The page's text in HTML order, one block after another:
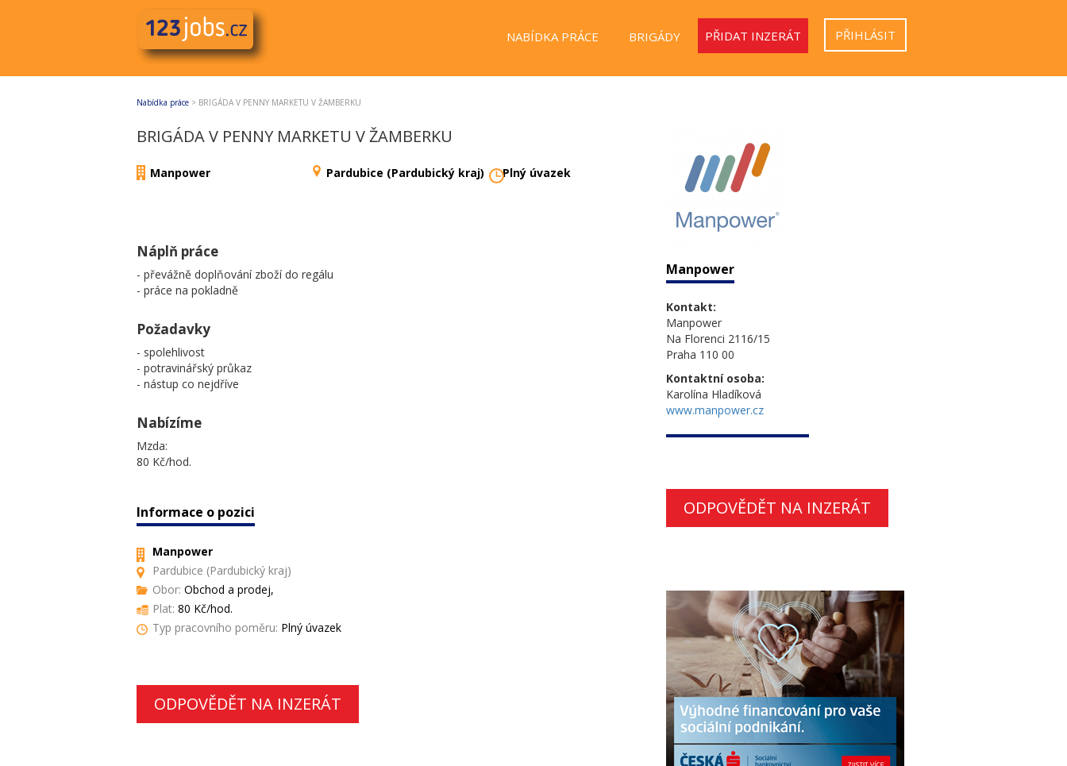
NABÍDKA PRÁCE BRIGÁDY PŘIDAT INZERÁT PŘIHLÁSIT
Nabídka práce > BRIGÁDA V PENNY MARKETU V ŽAMBERKU
BRIGÁDA V PENNY MARKETU V ŽAMBERKU
Manpower Pardubice (Pardubický kraj) Plný úvazek
Náplň práce
- převážně doplňování zboží do regálu
- práce na pokladně
Požadavky
- spolehlivost
- potravinářský průkaz
- nástup co nejdříve
Nabízíme
Mzda:
80 Kč/hod.
Informace o pozici
Manpower
Pardubice (Pardubický kraj)
Obor: Obchod a prodej,
Plat: 80 Kč/hod.
Typ pracovního poměru: Plný úvazek
ODPOVĚDĚT NA INZERÁT
Manpower
Kontakt:
Manpower
Na Florenci 2116/15
Praha 110 00
Kontaktní osoba:
Karolína Hladíková
www.manpower.cz
ODPOVĚDĚT NA INZERÁT